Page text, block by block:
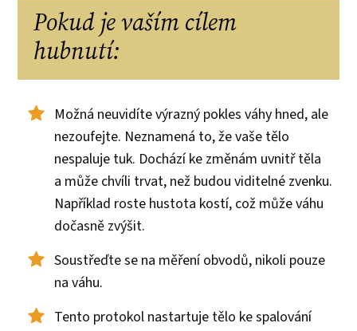
Pokud je vaším cílem
hubnutí:
Možná neuvidíte výrazný pokles váhy hned, ale
nezoufejte. Neznamená to, že vaše tělo
nespaluje tuk. Dochází ke změnám uvnitř těla
a může chvíli trvat, než budou viditelné zvenku.
Například roste hustota kostí, což může váhu
dočasně zvýšit.
Soustřeďte se na měření obvodů, nikoli pouze
na váhu.
Tento protokol nastartuje tělo ke spalování